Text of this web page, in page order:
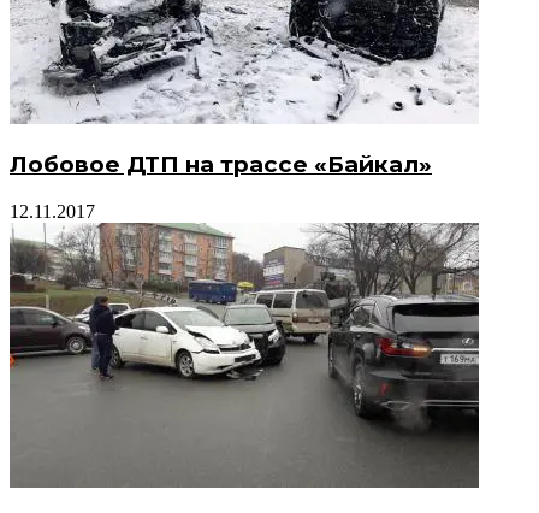
Лобовое ДТП на трассе «Байкал»
12.11.2017